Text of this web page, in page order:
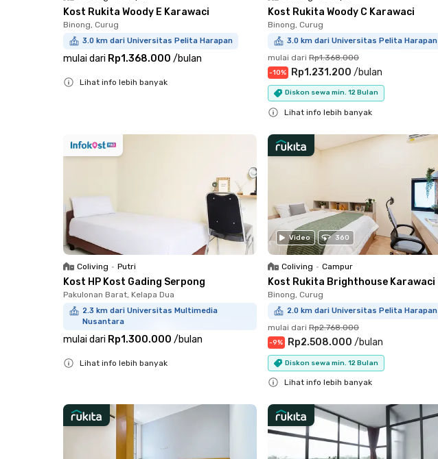
Kost Rukita Woody E Karawaci
Binong, Curug
3.0 km dari Universitas Pelita Harapan
mulai dari Rp1.368.000 /bulan
Lihat info lebih banyak
Kost Rukita Woody C Karawaci
Binong, Curug
3.0 km dari Universitas Pelita Harapan
mulai dari Rp1.368.000
-10% Rp1.231.200 /bulan
Diskon sewa min. 12 Bulan
Lihat info lebih banyak
Coliving • Putri
Kost HP Kost Gading Serpong
Pakulonan Barat, Kelapa Dua
2.3 km dari Universitas Multimedia
Nusantara
mulai dari Rp1.300.000 /bulan
Lihat info lebih banyak
Video 360
Coliving • Campur
Kost Rukita Brighthouse Karawaci
Binong, Curug
2.0 km dari Universitas Pelita Harapan
mulai dari Rp2.768.000
-9% Rp2.508.000 /bulan
Diskon sewa min. 12 Bulan
Lihat info lebih banyak